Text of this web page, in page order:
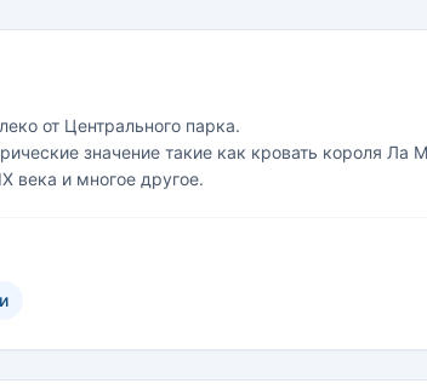
от Центрального парка.
значение такие как кровать короля Ла
века и многое другое.